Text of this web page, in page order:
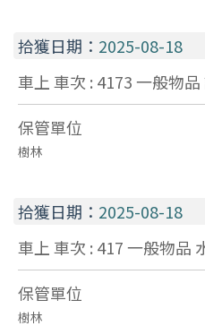
拾獲日期： 2025-08-18
車上 車次 : 4173一般物品
保管單位
樹林
拾獲日期： 2025-08-18
車上 車次 : 417一般物品
保管單位
樹林